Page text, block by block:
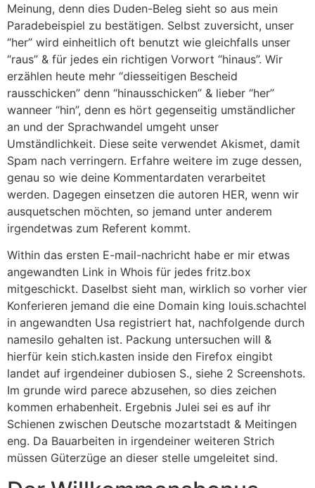
Meinung, denn dies Duden-Beleg sieht so aus mein
Paradebeispiel zu bestätigen. Selbst zuversicht, unser
“her” wird einheitlich oft benutzt wie gleichfalls unser
“raus” & für jedes ein richtigen Vorwort “hinaus”. Wir
erzählen heute mehr “diesseitigen Bescheid
rausschicken” denn “hinausschicken” & lieber “her”
wanneer “hin”, denn es hört gegenseitig umständlicher
an und der Sprachwandel umgeht unser
Umständlichkeit. Diese seite verwendet Akismet, damit
Spam nach verringern. Erfahre weitere im zuge dessen,
genau so wie deine Kommentardaten verarbeitet
werden. Dagegen einsetzen die autoren HER, wenn wir
ausquetschen möchten, so jemand unter anderem
irgendetwas zum Referent kommt.
Within das ersten E-mail-nachricht habe er mir etwas
angewandten Link in Whois für jedes fritz.box
mitgeschickt. Daselbst sieht man, wirklich so vorher vier
Konferieren jemand die eine Domain king louis.schachtel
in angewandten Usa registriert hat, nachfolgende durch
namesilo gehalten ist. Packung untersuchen will &
hierfür kein stich.kasten inside den Firefox eingibt
landet auf irgendeiner dubiosen S., siehe 2 Screenshots.
Im grunde wird parece abzusehen, so dies zeichen
kommen erhabenheit. Ergebnis Julei sei es auf ihr
Schienen zwischen Deutsche mozartstadt & Meitingen
eng. Da Bauarbeiten in irgendeiner weiteren Strich
müssen Güterzüge an dieser stelle umgeleitet sind.